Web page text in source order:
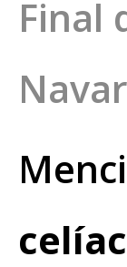
Final